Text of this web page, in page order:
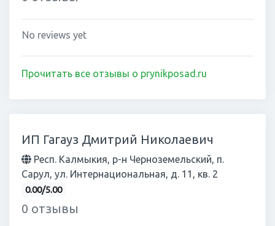
No reviews yet
Прочитать все отзывы о prynikposad.ru
ИП Гагауз Дмитрий Николаевич
Респ. Калмыкия, р-н Черноземельский, п.
Сарул, ул. Интернациональная, д. 11, кв. 2
0.00/5.00
0 отзывы